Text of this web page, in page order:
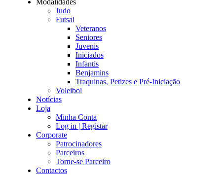
Modalidades
Judo
Futsal
Veteranos
Seniores
Juvenis
Iniciados
Infantis
Benjamins
Traquinas, Petizes e Pré-Iniciação
Voleibol
Notícias
Loja
Minha Conta
Log in | Registar
Corporate
Patrocinadores
Parceiros
Torne-se Parceiro
Contactos